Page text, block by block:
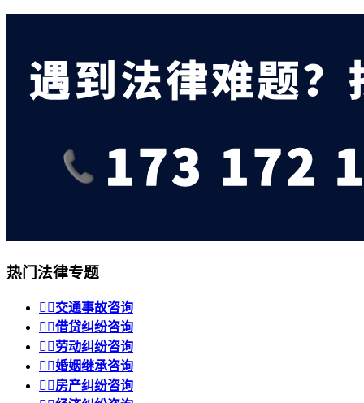
热门法律专题
 交通事故咨询
 借贷纠纷咨询
 劳动纠纷咨询
 婚姻继承咨询
 房产纠纷咨询